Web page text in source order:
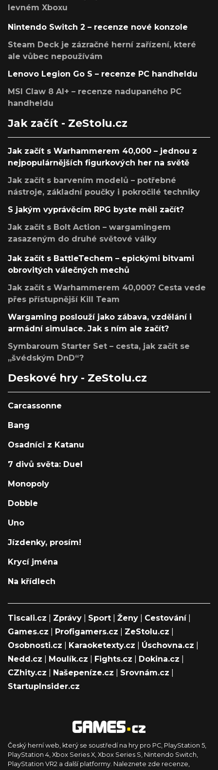
levném Xboxu
Nintendo Switch 2 – recenze nové konzole
Steam Deck je zázračné herní zařízení, které
ale vůbec nepoužívám
Lenovo Legion Go S – recenze PC handheldu
MSI Claw 8 AI+ – recenze nadupaného PC
handheldu
Jak začít - ZeStolu.cz
Jak začít s Warhammerem 40,000 – jednou z
nejpopulárnějších figurkových her na světě
Jak začít s barvením modelů – potřebné
nástroje, základní poučky i pokročilé techniky
S jakým vyprávěcím RPG byste měli začít?
Jak začít s Bolt Action – wargamingem
zasazeným do druhé světové války
Jak začít s BattleTechem – epickými bitvami
obrovitých válečných mechů
Jak začít s Warhammerem 40,000? Cesta vede
přes přístupnější Kill Team
Wargaming poslouží jako zábava, vzdělání i
armádní simulace. Jak s ním ale začít?
Symbaroum Starter Set – cesta, jak začít se
„švédským DnD“?
Deskové hry - ZeStolu.cz
Carcassonne
Bang
Osadníci z Katanu
7 divů světa: Duel
Monopoly
Dobble
Uno
Jízdenky, prosím!
Krycí jména
Na křídlech
Tiscali.cz Zprávy Sport Ženy Cestování|
Games.cz
Profigamers.cz ZeStolu.cz
Osobnosti.cz
Karaoketexty.cz Úschovna.cz
Nedd.cz
Moulík.cz Fights.cz Dokina.cz
CZhity.cz
Našepeníze.cz Srovnám.cz
StartupInsider.cz
Český herní web, který se soustředí na hry pro PC, PlayStation 5,
PlayStation 4, Xbox Series X, Xbox Series S, Nintendo Switch,
PlayStation VR2 a další platformy. Naleznete zde recenze,